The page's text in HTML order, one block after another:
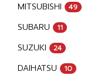
MITSUBISHI 49
SUBARU 11
SUZUKI 24
DAIHATSU 10